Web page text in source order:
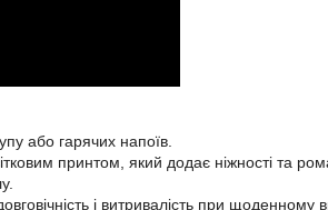
або гарячих напоїв.
принтом, який додає ніжності та
і витривалість при щоденному